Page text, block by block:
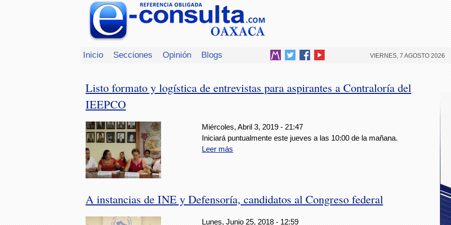
Inicio Secciones Opinión Blogs VIERNES, 7 AGOSTO 2026
Listo formato y logística de entrevistas para aspirantes a Contraloría del
IEEPCO
Miércoles, Abril 3, 2019 - 21:47
Iniciará puntualmente este jueves a las 10:00 de la mañana.
Leer más
A instancias de INE y Defensoría, candidatos al Congreso federal
Lunes, Junio 25, 2018 - 12:59